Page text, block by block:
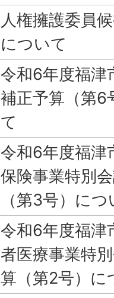
人権擁護委員
について
令和6年度福津
補正予算（第6
て
令和6年度福津
保険事業特別
（第3号）に
令和6年度福津
者医療事業特
算（第2号）に